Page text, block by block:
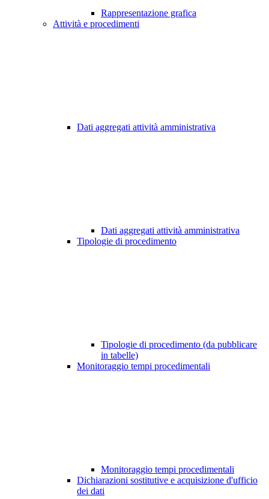
Rappresentazione grafica
Attività e procedimenti
Dati aggregati attività amministrativa
Dati aggregati attività amministrativa
Tipologie di procedimento
Tipologie di procedimento (da pubblicare
in tabelle)
Monitoraggio tempi procedimentali
Monitoraggio tempi procedimentali
Dichiarazioni sostitutive e acquisizione d'ufficio
dei dati